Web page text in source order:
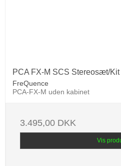
PCA FX-M SCS Stereosæt/Kit
FreQuence
PCA-FX-M uden kabinet
3.495,00 DKK
Vis